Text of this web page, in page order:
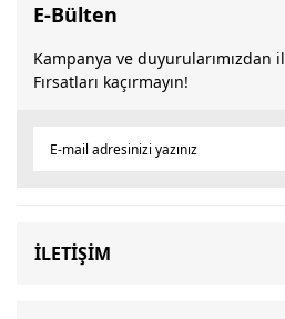
E-Bülten
Kampanya ve duyurularımızdan
Fırsatları kaçırmayın!
İLETİŞİM